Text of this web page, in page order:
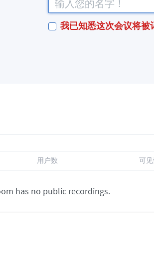
我已知悉这次会议将
用户数 可
has no public recordings.